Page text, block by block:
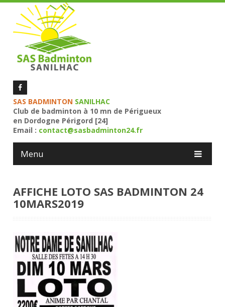
SAS BADMINTON SANILHAC
Club de badminton à 10 mn de Périgueux
en Dordogne Périgord [24]
Email : contact@sasbadminton24.fr
Menu
AFFICHE LOTO SAS BADMINTON 24
10MARS2019